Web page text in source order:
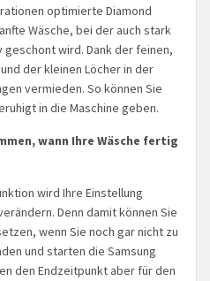
optimierte Diamond
Wäsche, bei der auch stark
wird. Dank der feinen,
der kleinen Löcher in der
vermieden. So können Sie
in die Maschine geben.
wann Ihre Wäsche fertig
wird Ihre Einstellung
Denn damit können Sie
wenn Sie noch gar nicht zu
und starten die Samsung
den Endzeitpunkt aber für den